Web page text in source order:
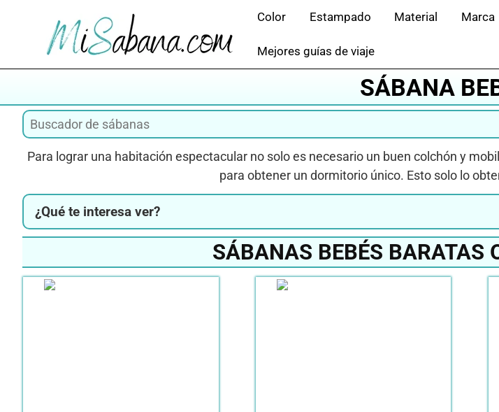
Color Estampado Material Marca
Mejores guías de viaje
SÁBANA
Para lograr una habitación espectacular no solo es necesario un buen colchón y
para obtener un dormitorio único. Esto solo lo
¿Qué te interesa ver?
SÁBANAS BEBÉS BARATAS